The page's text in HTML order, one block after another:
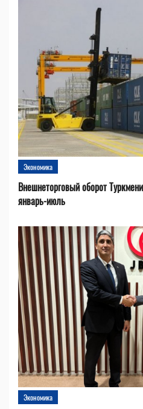
Экономика
Внешнеторговый оборот
январь-июль
Экономика